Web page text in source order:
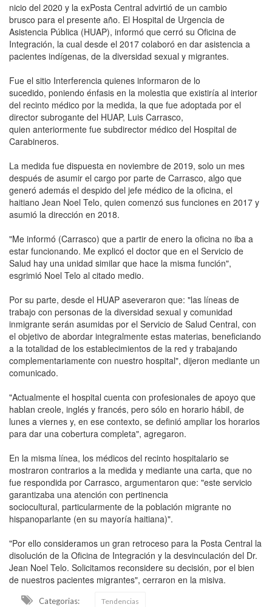
nicio del 2020 y la exPosta Central advirtió de un cambio
brusco para el presente año. El Hospital de Urgencia de
Asistencia Pública (HUAP), informó que cerró su Oficina de
Integración, la cual desde el 2017 colaboró en dar asistencia a
pacientes indígenas, de la diversidad sexual y migrantes.
Fue el sitio Interferencia quienes informaron de lo
sucedido, poniendo énfasis en la molestia que existiría al interior
del recinto médico por la medida, la que fue adoptada por el
director subrogante del HUAP, Luis Carrasco,
quien anteriormente fue subdirector médico del Hospital de
Carabineros.
La medida fue dispuesta en noviembre de 2019, solo un mes
después de asumir el cargo por parte de Carrasco, algo que
generó además el despido del jefe médico de la oficina, el
haitiano Jean Noel Telo, quien comenzó sus funciones en 2017 y
asumió la dirección en 2018.
"Me informó (Carrasco) que a partir de enero la oficina no iba a
estar funcionando. Me explicó el doctor que en el Servicio de
Salud hay una unidad similar que hace la misma función",
esgrimió Noel Telo al citado medio.
Por su parte, desde el HUAP aseveraron que: "las líneas de
trabajo con personas de la diversidad sexual y comunidad
inmigrante serán asumidas por el Servicio de Salud Central, con
el objetivo de abordar integralmente estas materias, beneficiando
a la totalidad de los establecimientos de la red y trabajando
complementariamente con nuestro hospital", dijeron mediante un
comunicado.
"Actualmente el hospital cuenta con profesionales de apoyo que
hablan creole, inglés y francés, pero sólo en horario hábil, de
lunes a viernes y, en ese contexto, se definió ampliar los horarios
para dar una cobertura completa", agregaron.
En la misma línea, los médicos del recinto hospitalario se
mostraron contrarios a la medida y mediante una carta, que no
fue respondida por Carrasco, argumentaron que: "este servicio
garantizaba una atención con pertinencia
sociocultural, particularmente de la población migrante no
hispanoparlante (en su mayoría haitiana)".
"Por ello consideramos un gran retroceso para la Posta Central la
disolución de la Oficina de Integración y la desvinculación del Dr.
Jean Noel Telo. Solicitamos reconsidere su decisión, por el bien
de nuestros pacientes migrantes", cerraron en la misiva.
Categorias: Tendencias